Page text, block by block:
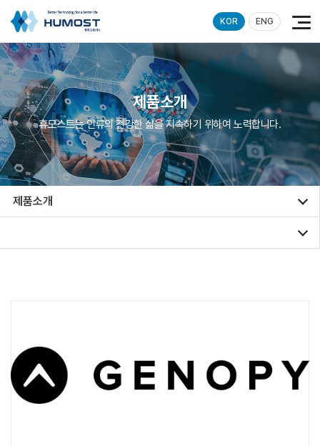
KOR ENG
제품소개
휴모스트는 인류의 건강한 삶을 지속하기 위하여 노력합니다.
제품소개